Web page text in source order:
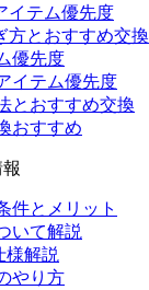
イテム優先度
方とおすすめ交換
優先度
イテム優先度
とおすすめ交換
おすすめ
件とメリット
いて解説
様解説
やり方